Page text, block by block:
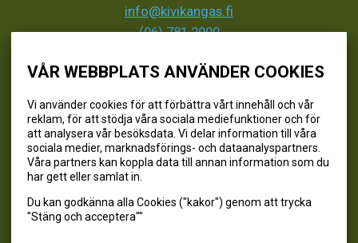
VÅR WEBBPLATS ANVÄNDER COOKIES
Vi använder cookies för att förbättra vårt innehåll och vår
reklam, för att stödja våra sociala mediefunktioner och för
att analysera vår besöksdata. Vi delar information till våra
sociala medier, marknadsförings- och dataanalyspartners.
Våra partners kan koppla data till annan information som du
har gett eller samlat in.
Du kan godkänna alla Cookies ("kakor") genom att trycka
"Stäng och acceptera""
info@kivikangas.fi
(06) 781 2900
SEURAA MEITÄ
@kivikangaskalastus
@kivikangaskasvihuoneet
@kivikangas_kalastus
@kivikangaskasvihuoneet